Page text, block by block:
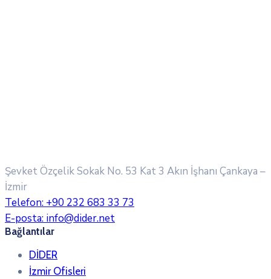
Şevket Özçelik Sokak No. 53 Kat 3 Akın İşhanı Çankaya –
İzmir
Telefon: +90 232 683 33 73
E-posta: info@dider.net
Bağlantılar
DİDER
İzmir Ofisleri